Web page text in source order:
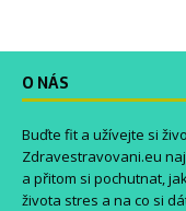
O NÁS
Buďte fit a užívejte si
Zdravestravovani.eu
a přitom si pochutnat,
života stres a na co si